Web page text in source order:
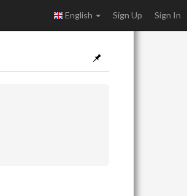
English Sign Up Sign In